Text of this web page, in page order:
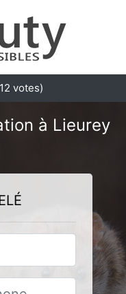
votes)
à Lieurey